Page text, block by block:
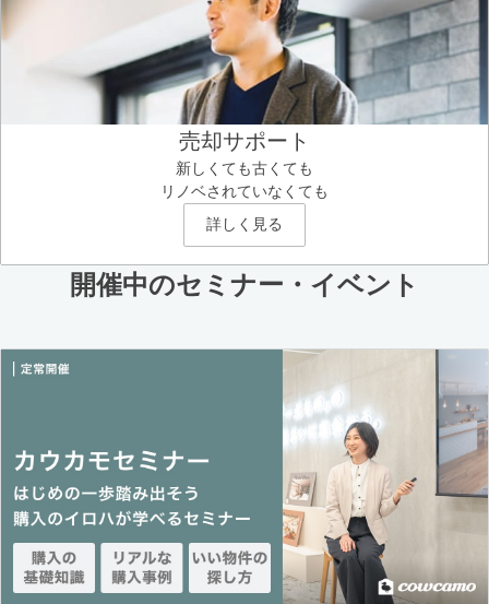
売却サポート
新しくても古くても
リノベされていなくても
詳しく見る
開催中のセミナー・イベント